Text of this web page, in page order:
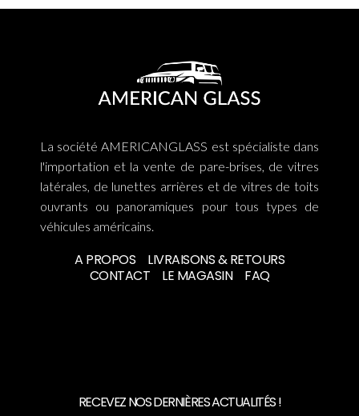
La société AMERICANGLASS est spécialiste dans
l'importation et la vente de pare-brises, de vitres
latérales, de lunettes arrières et de vitres de toits
ouvrants ou panoramiques pour tous types de
véhicules américains.
A PROPOS
LIVRAISONS & RETOURS
CONTACT
LE MAGASIN FAQ
RECEVEZ NOS DERNIÈRES ACTUALITÉS !